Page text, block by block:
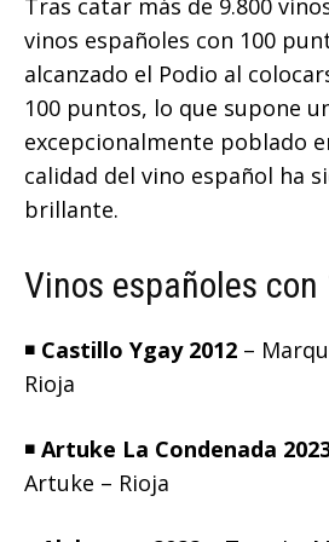
Tras catar más de 9.800
vinos españoles con 100
alcanzado el Podio al
100 puntos, lo que supone
excepcionalmente poblado
calidad del vino español ha
brillante.
Vinos españoles
◾️ Castillo Ygay 2012 –
Rioja
◾️ Artuke La Condenada
Artuke – Rioja